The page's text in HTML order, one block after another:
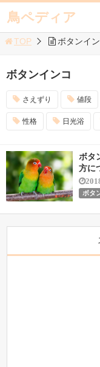
鳥ペディア
TOP ボタンイ
ボタンインコ
さえずり 値段
性格 日光浴
ボタ
方に
ボタ